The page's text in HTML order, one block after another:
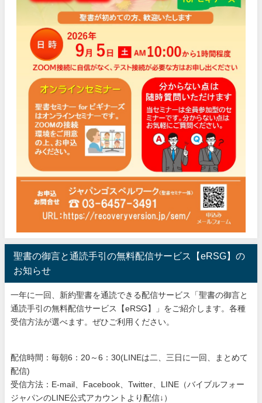
聖書の御言と通読手引の無料配信サービス【eRSG】の
お知らせ
一年に一回、新約聖書を通読できる配信サービス「聖書の御言と
通読手引の無料配信サービス【eRSG】」をご紹介します。各種
受信方法が選べます。ぜひご利用ください。
配信時間：毎朝6：20～6：30(LINEは二、三日に一回、まとめて
配信)
受信方法：E-mail、Facebook、Twitter、LINE（バイブルフォー
ジャパンのLINE公式アカウントより配信↓）